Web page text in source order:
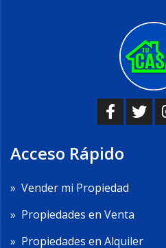
Acceso Rápido
» Vender mi Propiedad
» Propiedades en Venta
» Propiedades en Alquiler